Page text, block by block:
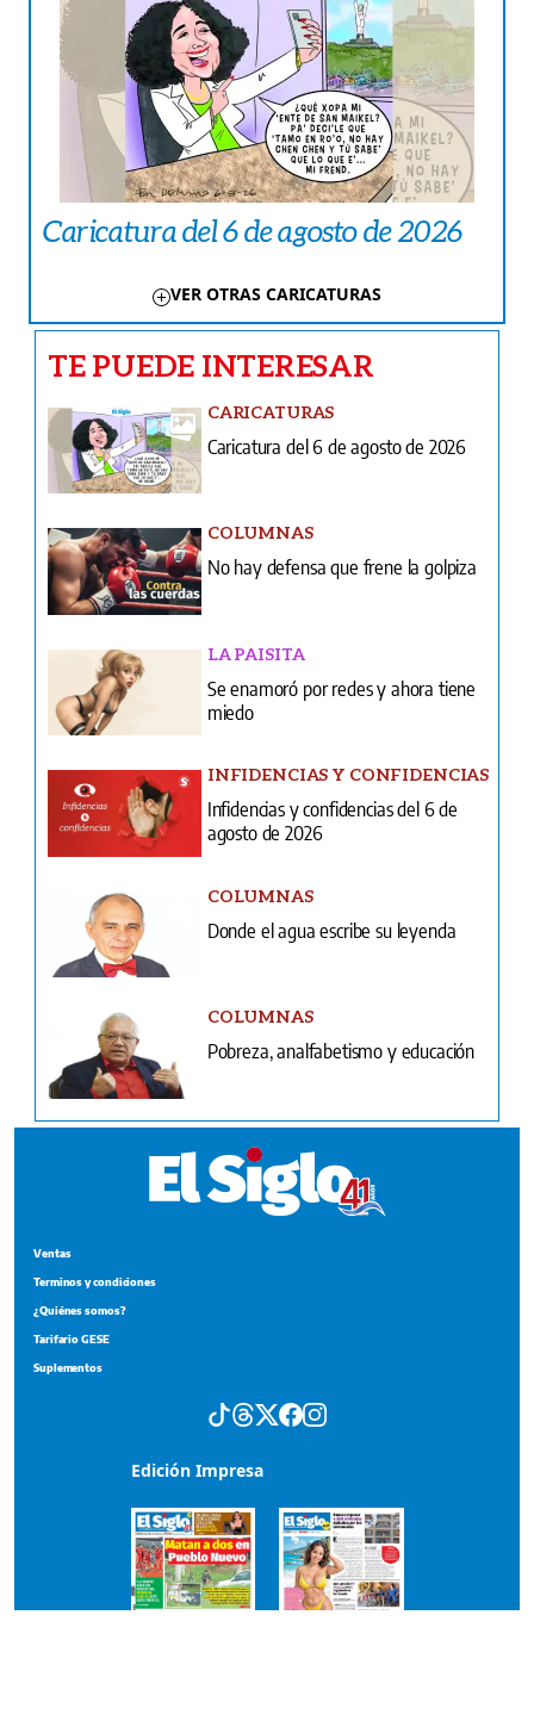
Caricatura del 6 de agosto de 2026
VER OTRAS CARICATURAS
TE PUEDE INTERESAR
CARICATURAS
Caricatura del 6 de agosto de 2026
COLUMNAS
No hay defensa que frene la golpiza
LA PAISITA
Se enamoró por redes y ahora tiene
miedo
INFIDENCIAS Y CONFIDENCIAS
Infidencias y confidencias del 6 de
agosto de 2026
COLUMNAS
Donde el agua escribe su leyenda
COLUMNAS
Pobreza, analfabetismo y educación
Ventas
Terminos y condiciones
¿Quiénes somos?
Tarifario GESE
Suplementos
Edición Impresa